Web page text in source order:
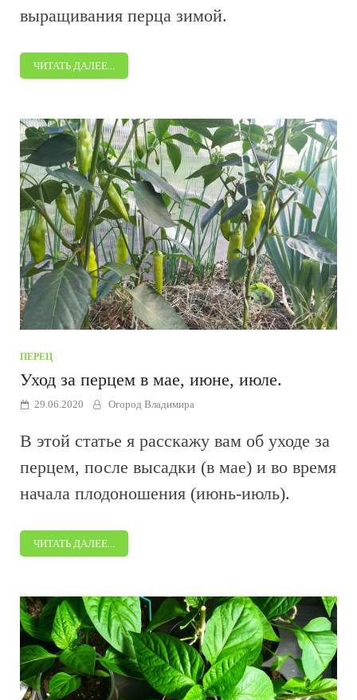
выращивания перца зимой.
ЧИТАТЬ ДАЛЕЕ...
ПЕРЕЦ
Уход за перцем в мае, июне, июле.
29.06.2020 Огород Владимира
В этой статье я расскажу вам об уходе за
перцем, после высадки (в мае) и во время
начала плодоношения (июнь-июль).
ЧИТАТЬ ДАЛЕЕ...